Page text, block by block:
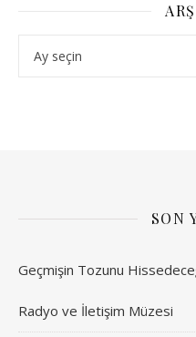
SON
Geçmişin Tozunu
Radyo ve İletişim Müzesi